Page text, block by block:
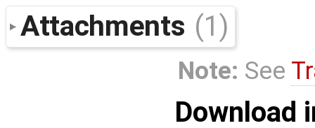
Attachments (1)
Note: See
Download